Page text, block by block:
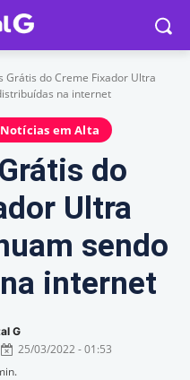
Grátis do Creme Fixador Ultra
na internet
Notícias em Alta
do
Ultra
sendo
internet
G
25/03/2022 - 01:53